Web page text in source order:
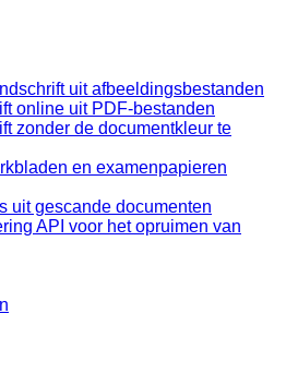
uit afbeeldingsbestanden
online uit PDF-bestanden
zonder de documentkleur te
en examenpapieren
uit gescande documenten
API voor het opruimen van